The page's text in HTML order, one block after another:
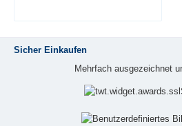
Sicher Einkaufen
Mehrfach ausgezeichnet